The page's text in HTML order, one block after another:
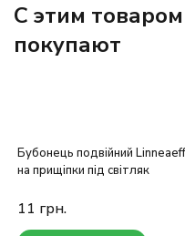
C этим
покупают
Бубонець подвійний
на прищіпки під світляк
11 грн.